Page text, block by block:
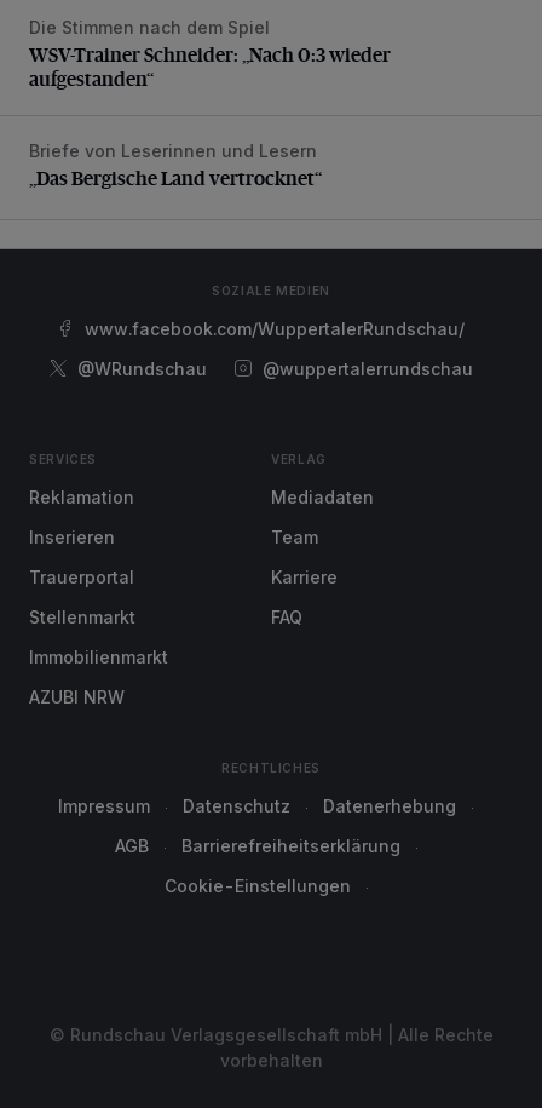
WSV-Trainer Schneider: „Nach 0:3 wieder aufgestanden“
Die Stimmen nach dem Spiel
WSV-Trainer Schneider: „Nach 0:3 wieder
aufgestanden“
„Das Bergische Land vertrocknet“
Briefe von Leserinnen und Lesern
„Das Bergische Land vertrocknet“
SOZIALE MEDIEN
www.facebook.com/WuppertalerRundschau/
@WRundschau
@wuppertalerrundschau
SERVICES
Reklamation
Inserieren
Trauerportal
Stellenmarkt
Immobilienmarkt
AZUBI NRW
VERLAG
Mediadaten
Team
Karriere
FAQ
RECHTLICHES
Impressum Datenschutz
Datenerhebung
AGB
Barrierefreiheitserklärung
Cookie-Einstellungen
© Rundschau Verlagsgesellschaft mbH | Alle Rechte
vorbehalten